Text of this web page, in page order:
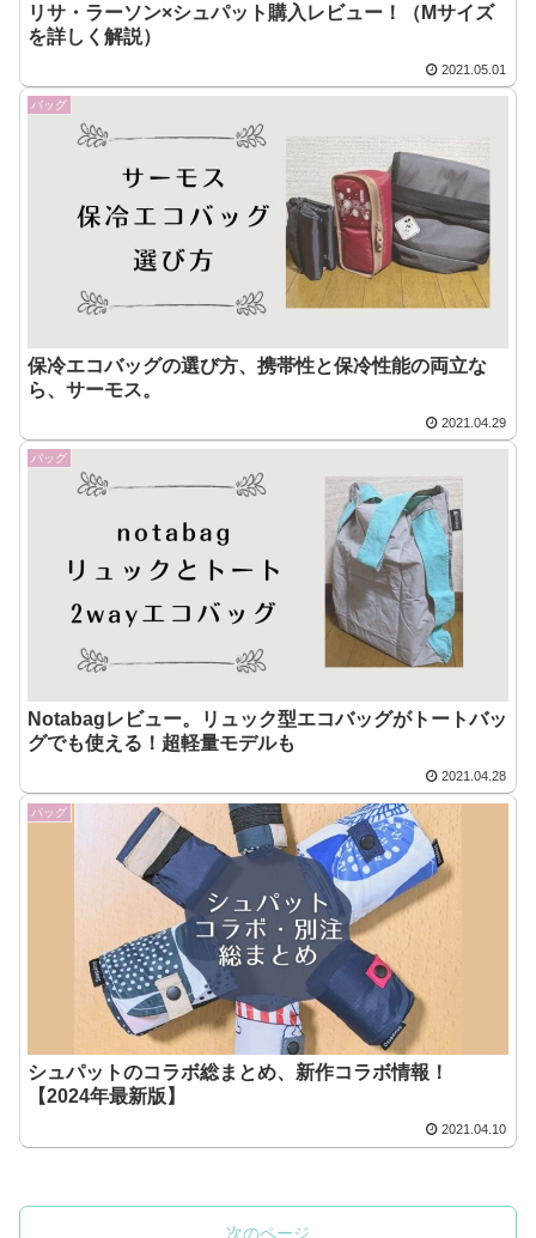
リサ・ラーソン×シュパット購入レビュー！（Mサイズ
を詳しく解説）
2021.05.01
バッグ
保冷エコバッグの選び方、携帯性と保冷性能の両立な
ら、サーモス。
2021.04.29
バッグ
Notabagレビュー。リュック型エコバッグがトートバッ
グでも使える！超軽量モデルも
2021.04.28
バッグ
シュパットのコラボ総まとめ、新作コラボ情報！
【2024年最新版】
2021.04.10
次のページ